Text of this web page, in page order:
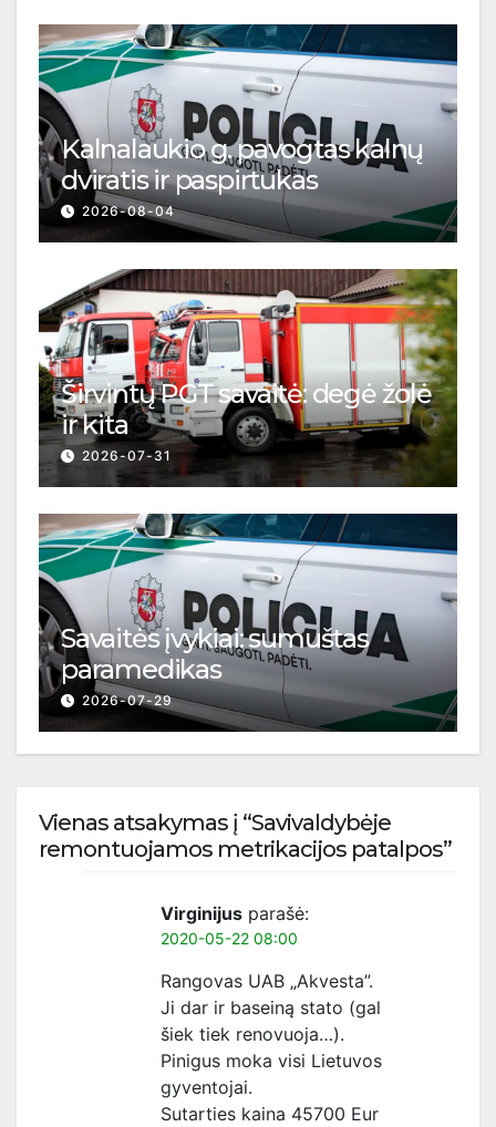
Kalnalaukio g. pavogtas kalnų
dviratis ir paspirtukas
2026-08-04
Širvintų PGT savaitė: degė žolė
ir kita
2026-07-31
Savaitės įvykiai: sumuštas
paramedikas
2026-07-29
Vienas atsakymas į “Savivaldybėje
remontuojamos metrikacijos patalpos”
Virginijus parašė:
2020-05-22 08:00
Rangovas UAB „Akvesta”.
Ji dar ir baseiną stato (gal
šiek tiek renovuoja…).
Pinigus moka visi Lietuvos
gyventojai.
Sutarties kaina 45700 Eur